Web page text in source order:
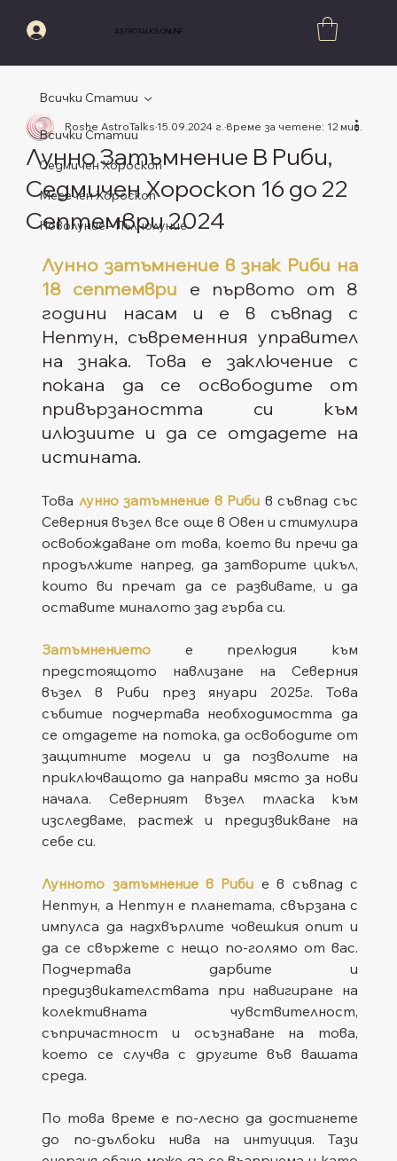
ASTROTALKS.ONLINE
Всички Статии
Седмичен Хороскоп
Месечен Хороскоп
Новолуние - Пълнолуние
Всички Статии
Лунно Затъмнение В Риби,
Седмичен Хороскоп 16 до 22
Септември 2024
Roshe AstroTalks15.09.2024 г.време за четене: 12 мин.
Лунно затъмнение в знак Риби на
18 септември е първото от 8
години насам и е в съвпад с
Нептун, съвременния управител
на знака. Това е заключение с
покана да се освободите от
привързаността си към
илюзиите и да се отдадете на
истината.
Това лунно затъмнение в Риби в съвпад със
Северния възел все още в Овен и стимулира
освобождаване от това, което ви пречи да
продължите напред, да затворите цикъл,
които ви пречат да се развивате, и да
оставите миналото зад гърба си.
Затъмнението е прелюдия към
предстоящото навлизане на Северния
възел в Риби през януари 2025г. Това
събитие подчертава необходимостта да
се отдадете на потока, да освободите от
защитните модели и да позволите на
приключващото да направи място за нови
начала. Северният възел тласка към
изследваме, растеж и предизвикване на
себе си.
Лунното затъмнение в Риби е в съвпад с
Нептун, а Нептун е планетата, свързана с
импулса да надхвърлите човешкия опит и
да се свържете с нещо по-голямо от вас.
Подчертава дарбите и
предизвикателствата при навигиране на
колективната чувствителност,
съпричастност и осъзнаване на това,
което се случва с другите във вашата
среда.
По това време е по-лесно да достигнете
до по-дълбоки нива на интуиция. Тази